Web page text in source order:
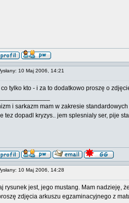
10 Maj 2006, 14:21
co tylko kto - i za to dodatkowo proszę o
i sarkazm mam w zakresie
tez dopadl kryzys.. jem splesnialy ser, pije
10 Maj 2006, 14:28
rysunek jest, jego mustang. Mam nadzieję,
zdjęcia arkuszu egzaminacyjnego z